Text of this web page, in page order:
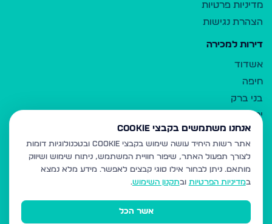
מדיניות פרטיות
הצהרת נגישות
דירות למכירה
אשדוד
חיפה
בני ברק
ירושלים
אלעד
גבעת זאב
בית שמש
רכסים
מודיעין עילית
אנחנו משתמשים בקבצי Cookie
אתר רשות היחיד עושה שימוש בקבצי Cookie ובטכנולוגיות דומות
לצורך תפעול האתר, שיפור חוויית המשתמש, ניתוח שימוש ושיווק
מותאם. ניתן לבחור אילו סוגי קבצים לאפשר. מידע מלא נמצא
במדיניות הפרטיות ובתקנון השימוש.
אשר הכל